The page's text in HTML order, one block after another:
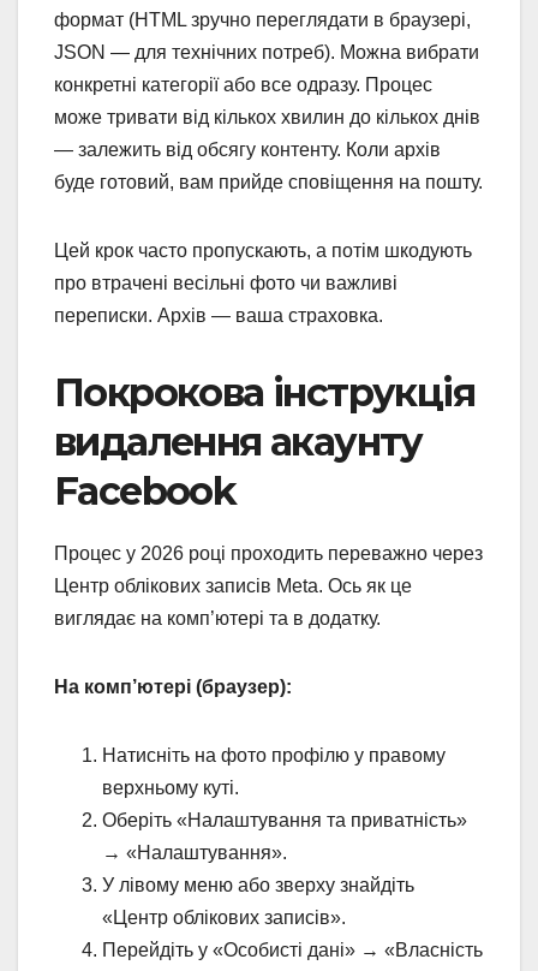
формат (HTML зручно переглядати в браузері,
JSON — для технічних потреб). Можна вибрати
конкретні категорії або все одразу. Процес
може тривати від кількох хвилин до кількох днів
— залежить від обсягу контенту. Коли архів
буде готовий, вам прийде сповіщення на пошту.
Цей крок часто пропускають, а потім шкодують
про втрачені весільні фото чи важливі
переписки. Архів — ваша страховка.
Покрокова інструкція
видалення акаунту
Facebook
Процес у 2026 році проходить переважно через
Центр облікових записів Meta. Ось як це
виглядає на комп’ютері та в додатку.
На комп’ютері (браузер):
Натисніть на фото профілю у правому
верхньому куті.
Оберіть «Налаштування та приватність»
→ «Налаштування».
У лівому меню або зверху знайдіть
«Центр облікових записів».
Перейдіть у «Особисті дані» → «Власність